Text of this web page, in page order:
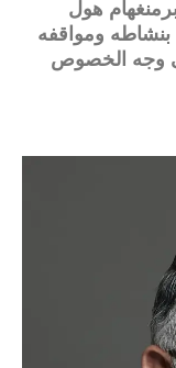
هول
2019.و يُعرف بنشاطه ومواقفه
وجه الخصوص